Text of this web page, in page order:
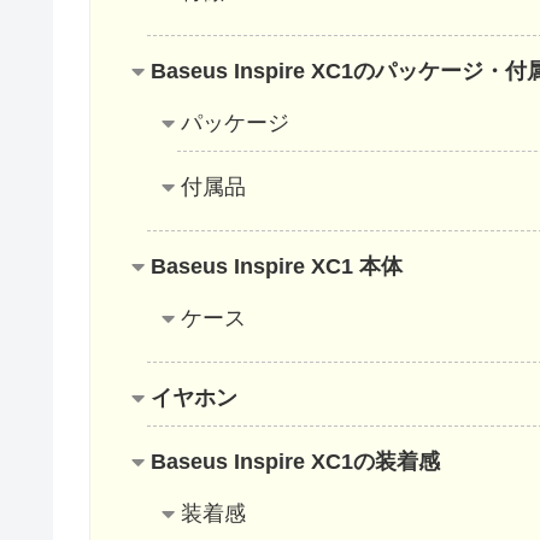
Baseus Inspire XC1のパッケージ・付
パッケージ
付属品
Baseus Inspire XC1 本体
ケース
イヤホン
Baseus Inspire XC1の装着感
装着感